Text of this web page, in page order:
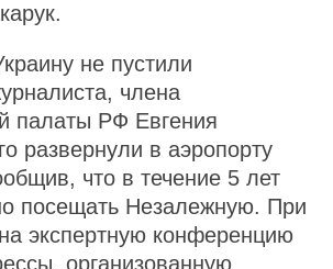
не пустили
члена
палаты РФ Евгения
развернули в аэропорту
что в течение 5 лет
посещать Незалежную. При
экспертную конференцию
организованную